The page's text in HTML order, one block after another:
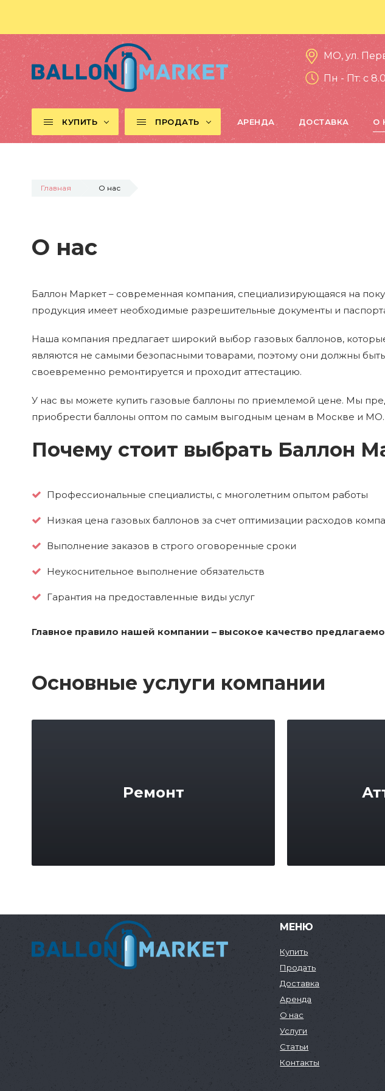
МО, ул.
Пн - Пт: c
КУПИТЬ ПРОДАТЬ АРЕНДА ДОСТАВКА О
Главная О нас
О нас
Баллон Маркет – современная компания, специализирующаяся на
продукция имеет необходимые разрешительные документы и
Наша компания предлагает широкий выбор газовых баллонов,
являются не самыми безопасными товарами, поэтому они должны
своевременно ремонтируется и проходит аттестацию.
У нас вы можете купить газовые баллоны по приемлемой цене. Мы
приобрести баллоны оптом по самым выгодным ценам в Москве и МО.
Почему стоит выбрать Баллон
Профессиональные специалисты, с многолетним опытом работы
Низкая цена газовых баллонов за счет оптимизации расходов
Выполнение заказов в строго оговоренные сроки
Неукоснительное выполнение обязательств
Гарантия на предоставленные виды услуг
Главное правило нашей компании – высокое качество
Основные услуги компании
Ремонт
МЕНЮ
Купить
Продать
Доставка
Аренда
О нас
Услуги
Статьи
Контакты